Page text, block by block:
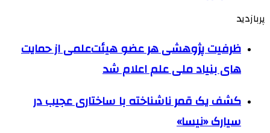
پربازدید
ظرفیت پژوهشی هر عضو هیئت‌علمی از حمایت
های بنیاد ملی علم اعلام شد
کشف یک قمر ناشناخته با ساختاری عجیب در
سیارک «نیسا»